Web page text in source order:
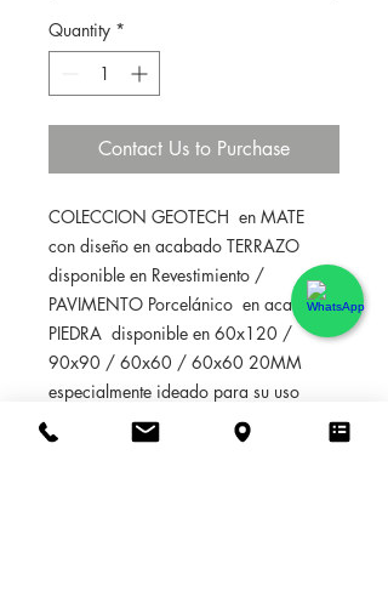
Quantity *
Contact Us to Purchase
COLECCION GEOTECH  en MATE
con diseño en acabado TERRAZO
disponible en Revestimiento /
PAVIMENTO Porcelánico  en acabado
PIEDRA  disponible en 60x120 /
90x90 / 60x60 / 60x60 20MM
especialmente ideado para su uso
como Pavimento Interior/Exterior y
Revestimiento Interior/Exterior. Su